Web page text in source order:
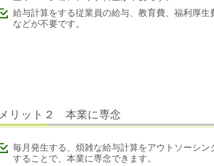
給与計算をする従業員の給与、教育費、福利厚生
などが不要です。
メリット２ 本業に専念
毎月発生する、煩雑な給与計算をアウトソーシン
することで、本業に専念できます。